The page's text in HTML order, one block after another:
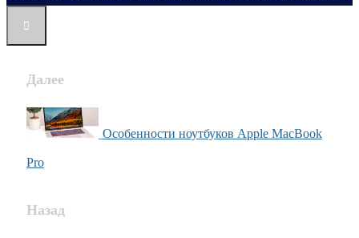
Далее
Особенности ноутбуков Apple MacBook
Pro
Назад